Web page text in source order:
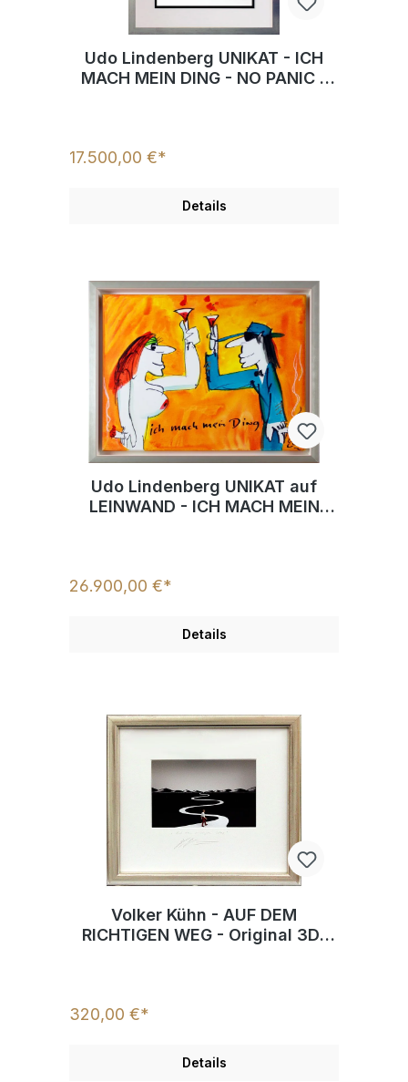
Udo Lindenberg UNIKAT - ICH
MACH MEIN DING - NO PANIC -
17.500,00 €*
Details
Udo Lindenberg UNIKAT auf
LEINWAND - ICH MACH MEIN
26.900,00 €*
Details
Volker Kühn - AUF DEM
RICHTIGEN WEG - Original 3D-
320,00 €*
Details